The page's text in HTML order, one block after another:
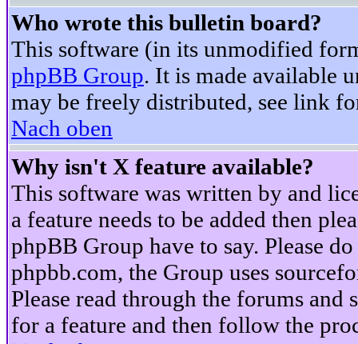
Who wrote this bulletin board?
This software (in its unmodified
phpBB Group. It is made available
may be freely distributed, see link
Nach oben
Why isn't X feature available?
This software was written by and
a feature needs to be added then
phpBB Group have to say. Please
phpbb.com, the Group uses
Please read through the forums
for a feature and then follow the